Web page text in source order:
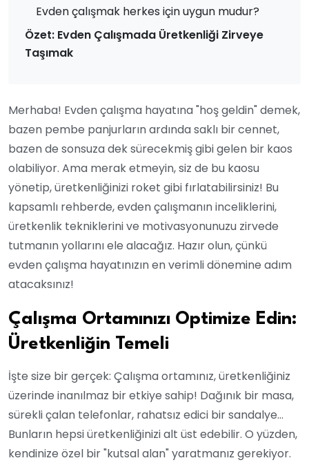
Evden çalışmak herkes için uygun mudur?
Özet: Evden Çalışmada Üretkenliği Zirveye
Taşımak
Merhaba! Evden çalışma hayatına "hoş geldin" demek,
bazen pembe panjurların ardında saklı bir cennet,
bazen de sonsuza dek sürecekmiş gibi gelen bir kaos
olabiliyor. Ama merak etmeyin, siz de bu kaosu
yönetip, üretkenliğinizi roket gibi fırlatabilirsiniz! Bu
kapsamlı rehberde, evden çalışmanın inceliklerini,
üretkenlik tekniklerini ve motivasyonunuzu zirvede
tutmanın yollarını ele alacağız. Hazır olun, çünkü
evden çalışma hayatınızın en verimli dönemine adım
atacaksınız!
Çalışma Ortamınızı Optimize Edin:
Üretkenliğin Temeli
İşte size bir gerçek: Çalışma ortamınız, üretkenliğiniz
üzerinde inanılmaz bir etkiye sahip! Dağınık bir masa,
sürekli çalan telefonlar, rahatsız edici bir sandalye…
Bunların hepsi üretkenliğinizi alt üst edebilir. O yüzden,
kendinize özel bir "kutsal alan" yaratmanız gerekiyor.